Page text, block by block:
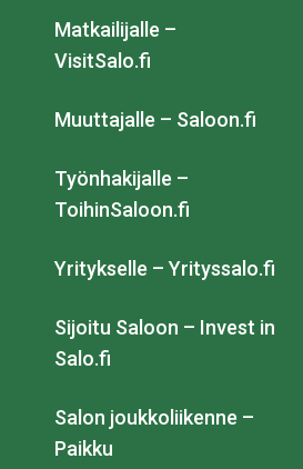
Matkailijalle –
VisitSalo.fi
Muuttajalle – Saloon.fi
Työnhakijalle –
ToihinSaloon.fi
Yritykselle – Yrityssalo.fi
Sijoitu Saloon – Invest in
Salo.fi
Salon joukkoliikenne –
Paikku